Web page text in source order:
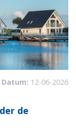
Datum: 12-06-2026
de